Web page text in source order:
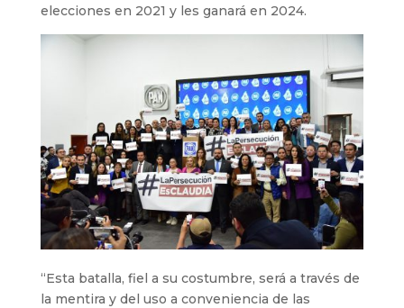
elecciones en 2021 y les ganará en 2024.
“Esta batalla, fiel a su costumbre, será a través de
la mentira y del uso a conveniencia de las